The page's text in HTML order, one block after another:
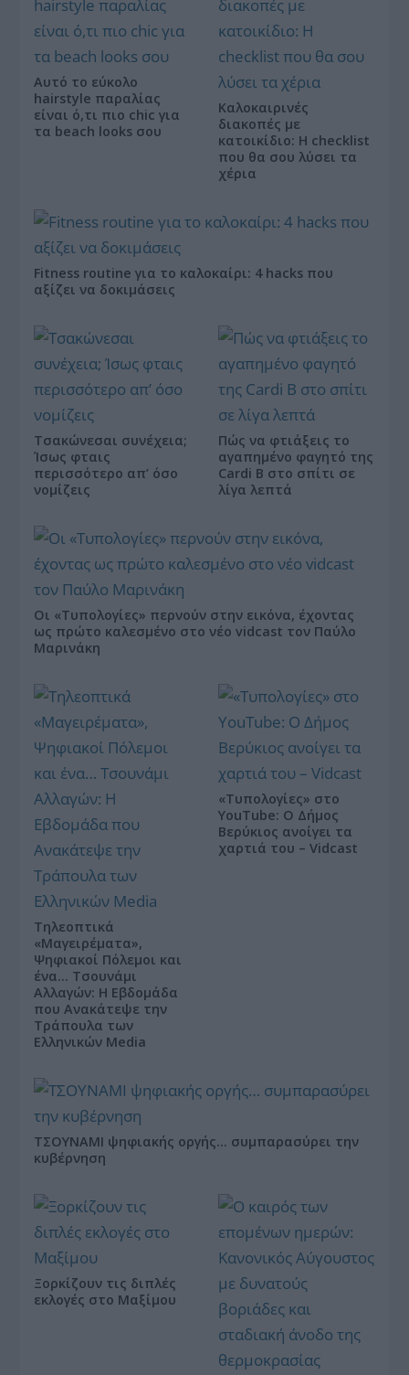
Αυτό το εύκολο
hairstyle παραλίας
είναι ό,τι πιο chic για
τα beach looks σου
Καλοκαιρινές
διακοπές με
κατοικίδιο: Η checklist
που θα σου λύσει τα
χέρια
Fitness routine για το καλοκαίρι: 4 hacks που
αξίζει να δοκιμάσεις
Τσακώνεσαι συνέχεια;
Ίσως φταις
περισσότερο απ’ όσο
νομίζεις
Πώς να φτιάξεις το
αγαπημένο φαγητό της
Cardi B στο σπίτι σε
λίγα λεπτά
Οι «Τυπολογίες» περνούν στην εικόνα, έχοντας
ως πρώτο καλεσμένο στο νέο vidcast τον Παύλο
Μαρινάκη
Τηλεοπτικά
«Μαγειρέματα»,
Ψηφιακοί Πόλεμοι και
ένα… Τσουνάμι
Αλλαγών: Η Εβδομάδα
που Ανακάτεψε την
Τράπουλα των
Ελληνικών Media
«Τυπολογίες» στο
YouTube: Ο Δήμος
Βερύκιος ανοίγει τα
χαρτιά του – Vidcast
ΤΣΟΥΝΑΜΙ ψηφιακής οργής… συμπαρασύρει την
κυβέρνηση
Ξορκίζουν τις διπλές
εκλογές στο Μαξίμου